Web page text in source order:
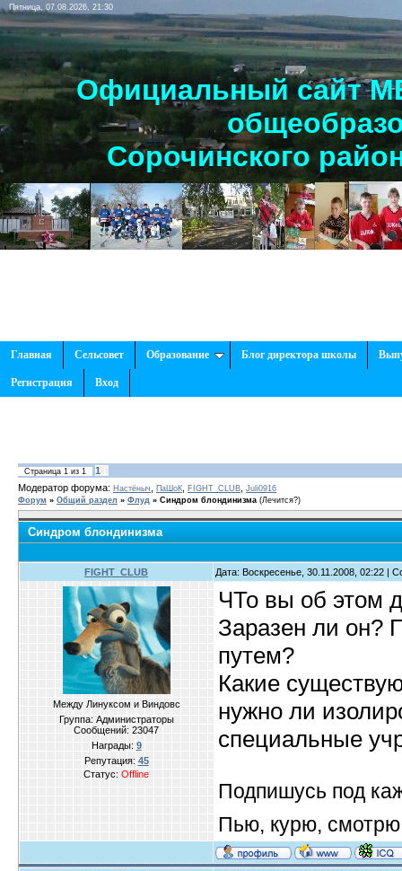
Пятница, 07.08.2026, 21:30
Официальный сайт
Сорочинского
Главная Сельсовет Образование Блог директора школы
Регистрация Вход
Страница 1 из 1
1
Модератор форума: Настёныч , ПаШоК, FIGHT_CLUB, Juli0916
Форум » Общий раздел » Флуд » Синдром блондинизма (Лечится?)
Синдром блондинизма
FIGHT_CLUB Дата: Воскресенье, 30.11.2008, 02:22 |
Между Линуксом и Виндовс
Группа: Администраторы
Сообщений: 23047
Награды: 9
Репутация: 45
Статус: Offline
ЧТо вы об этом
Заразен ли он?
путем?
Какие
нужно ли
специальные
Подпишусь под
Пью, курю, смотрю